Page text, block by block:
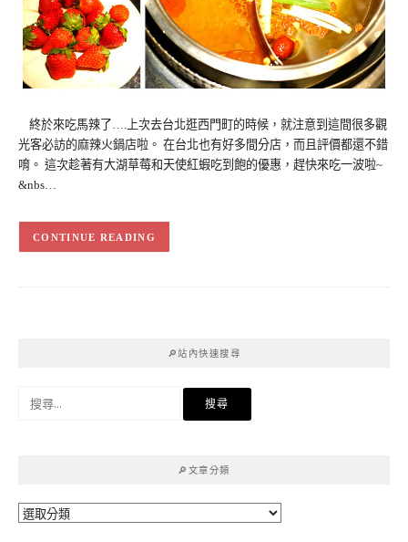
終於來吃馬辣了….上次去台北逛西門町的時候，就注意到這間很多觀
光客必訪的麻辣火鍋店啦。 在台北也有好多間分店，而且評價都還不錯
唷。 這次趁著有大湖草莓和天使紅蝦吃到飽的優惠，趕快來吃一波啦~
&nbs…
CONTINUE READING
🔎站內快速搜尋
🔎文章分類
🔎